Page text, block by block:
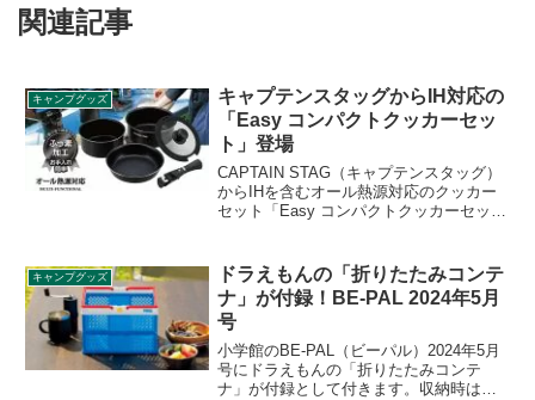
関連記事
キャンプグッズ
キャプテンスタッグからIH対応の
「Easy コンパクトクッカーセッ
ト」登場
CAPTAIN STAG（キャプテンスタッグ）
からIHを含むオール熱源対応のクッカー
セット「Easy コンパクトクッカーセッ
トン素材の収納袋も付属します。詳細を
レビューします。
キャンプグッズ
ドラえもんの「折りたたみコンテ
ナ」が付録！BE-PAL 2024年5月
号
小学館のBE-PAL（ビーパル）2024年5月
号にドラえもんの「折りたたみコンテ
ナ」が付録として付きます。収納時は高